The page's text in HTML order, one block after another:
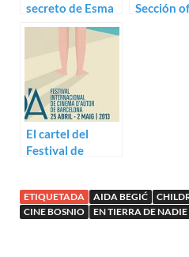
secreto de Esma
(2006) / Snow
Sección
El cartel del
Festival de
completo
ETIQUETADA AIDA BEGIĆ
CINE BOSNIO
EN TIERRA DE NADIE